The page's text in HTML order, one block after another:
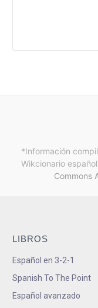
*Información
Wikcionario
Commons
LIBROS
Español en 3-2-1
Spanish To The Point
Español avanzado